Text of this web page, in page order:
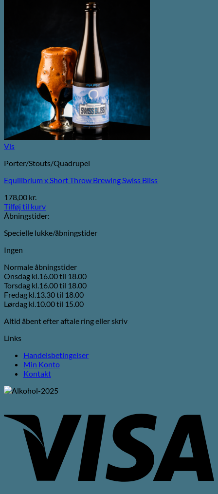
Vis
Porter/Stouts/Quadrupel
Equilibrium x Short Throw Brewing Swiss Bliss
178,00 kr.
Tilføj til kurv
Åbningstider:
Specielle lukke/åbningstider
Ingen
Normale åbningstider
Onsdag kl.16.00 til 18.00
Torsdag kl.16.00 til 18.00
Fredag kl.13.30 til 18.00
Lørdag kl.10.00 til 15.00
Altid åbent efter aftale ring eller skriv
Links
Handelsbetingelser
Min Konto
Kontakt